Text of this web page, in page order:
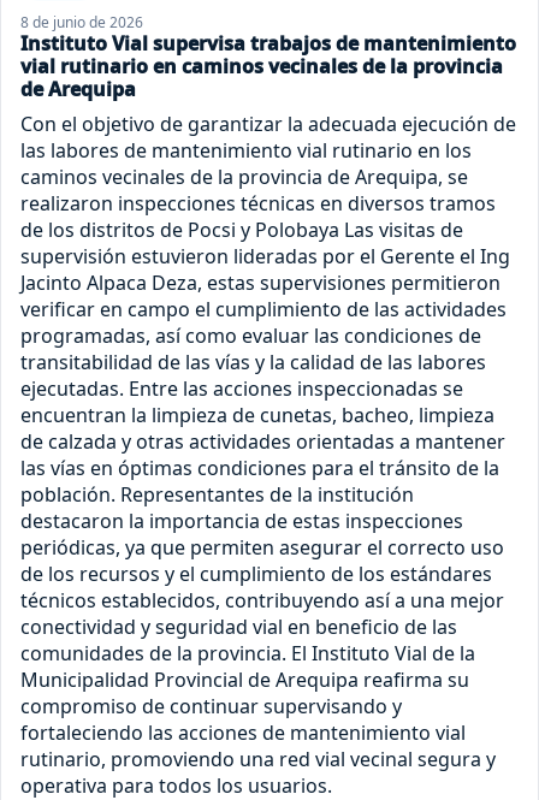
8 de junio de 2026
Instituto Vial supervisa trabajos de mantenimiento
vial rutinario en caminos vecinales de la provincia
de Arequipa
Con el objetivo de garantizar la adecuada ejecución de
las labores de mantenimiento vial rutinario en los
caminos vecinales de la provincia de Arequipa, se
realizaron inspecciones técnicas en diversos tramos
de los distritos de Pocsi y Polobaya Las visitas de
supervisión estuvieron lideradas por el Gerente el Ing
Jacinto Alpaca Deza, estas supervisiones permitieron
verificar en campo el cumplimiento de las actividades
programadas, así como evaluar las condiciones de
transitabilidad de las vías y la calidad de las labores
ejecutadas. Entre las acciones inspeccionadas se
encuentran la limpieza de cunetas, bacheo, limpieza
de calzada y otras actividades orientadas a mantener
las vías en óptimas condiciones para el tránsito de la
población. Representantes de la institución
destacaron la importancia de estas inspecciones
periódicas, ya que permiten asegurar el correcto uso
de los recursos y el cumplimiento de los estándares
técnicos establecidos, contribuyendo así a una mejor
conectividad y seguridad vial en beneficio de las
comunidades de la provincia. El Instituto Vial de la
Municipalidad Provincial de Arequipa reafirma su
compromiso de continuar supervisando y
fortaleciendo las acciones de mantenimiento vial
rutinario, promoviendo una red vial vecinal segura y
operativa para todos los usuarios.